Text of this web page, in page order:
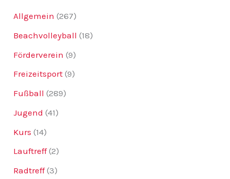
Allgemein (267)
Beachvolleyball (18)
Förderverein (9)
Freizeitsport (9)
Fußball (289)
Jugend (41)
Kurs (14)
Lauftreff(2)
Radtreff(3)